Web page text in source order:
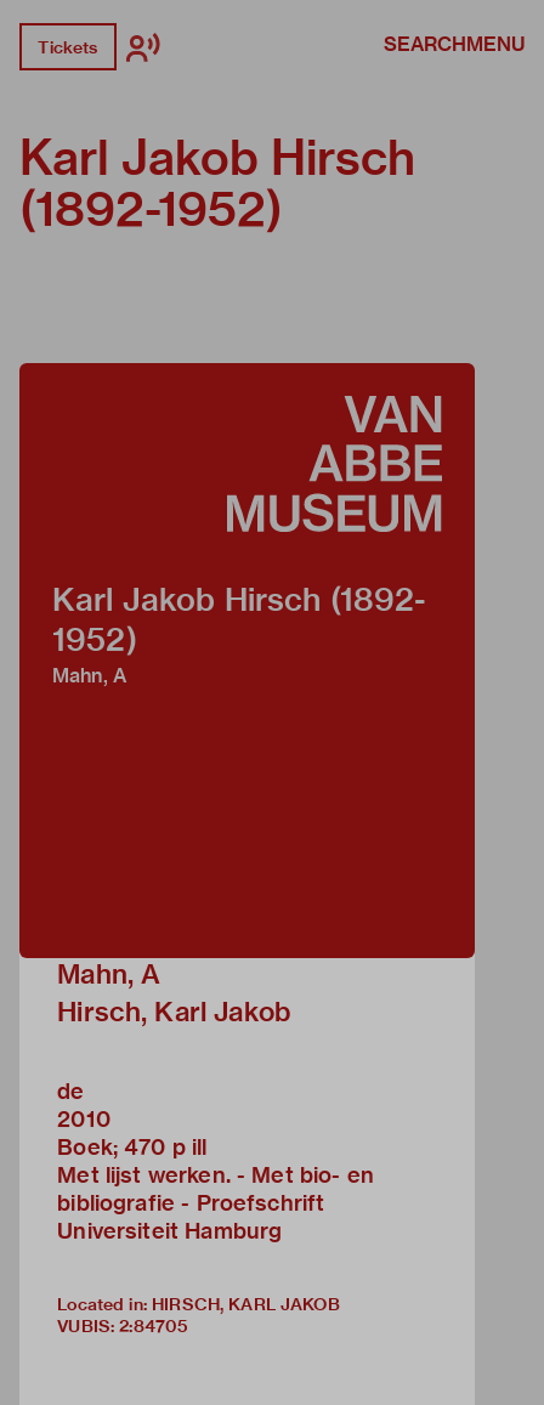
Tickets SEARCHMENU
Karl Jakob Hirsch
(1892-1952)
Karl Jakob Hirsch (1892-
1952)
Mahn, A
Mahn, A
Hirsch, Karl Jakob
de
2010
Boek; 470 p ill
Met lijst werken. - Met bio- en
bibliografie - Proefschrift
Universiteit Hamburg
Located in: HIRSCH, KARL JAKOB
VUBIS: 2:84705